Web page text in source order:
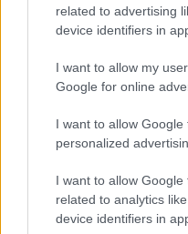
related to advertising
device identifiers in
I want to allow my
Google for online
I want to allow Google
personalized
I want to allow
related to analytics
device identifiers in
¿Notas más frío de noche?
del día